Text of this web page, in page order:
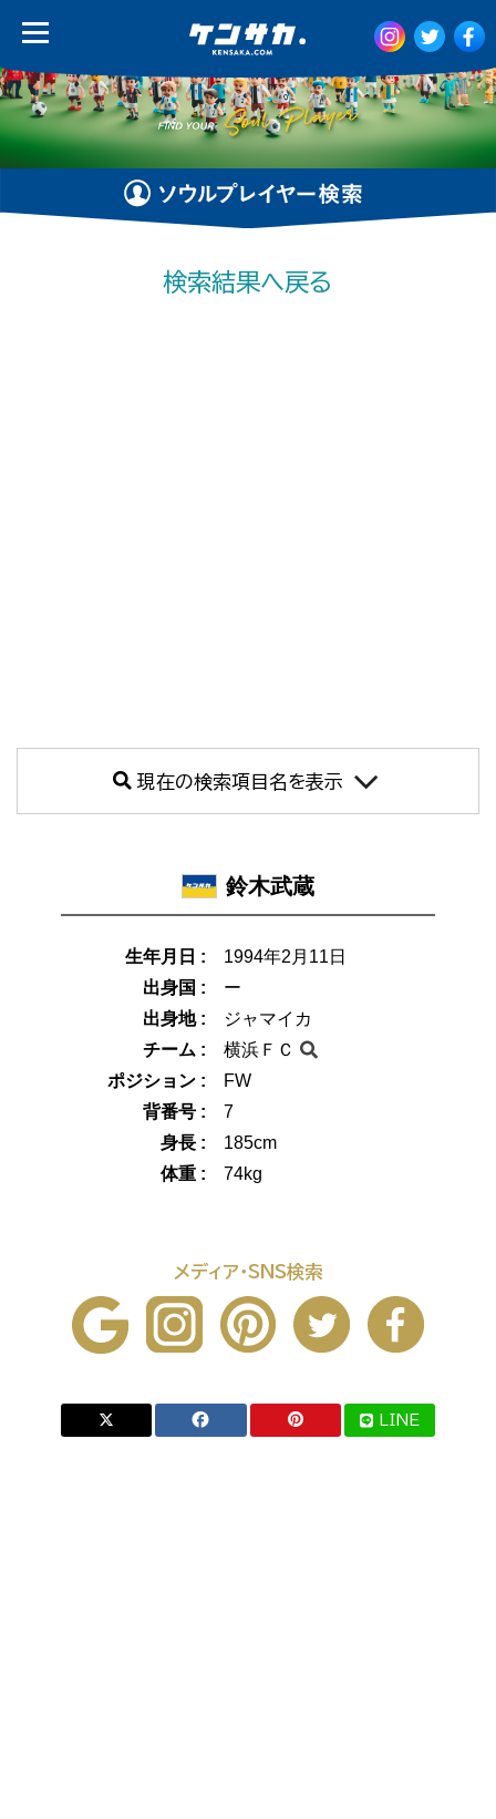
検索結果へ戻る
現在の検索項目名を表示
鈴木武蔵
生年月日 :
1994年2月11日
出身国 :
ー
出身地 :
ジャマイカ
チーム :
横浜ＦＣ
ポジション :
FW
背番号 :
7
身長 :
185cm
体重 :
74kg
メディア・SNS検索
LINE